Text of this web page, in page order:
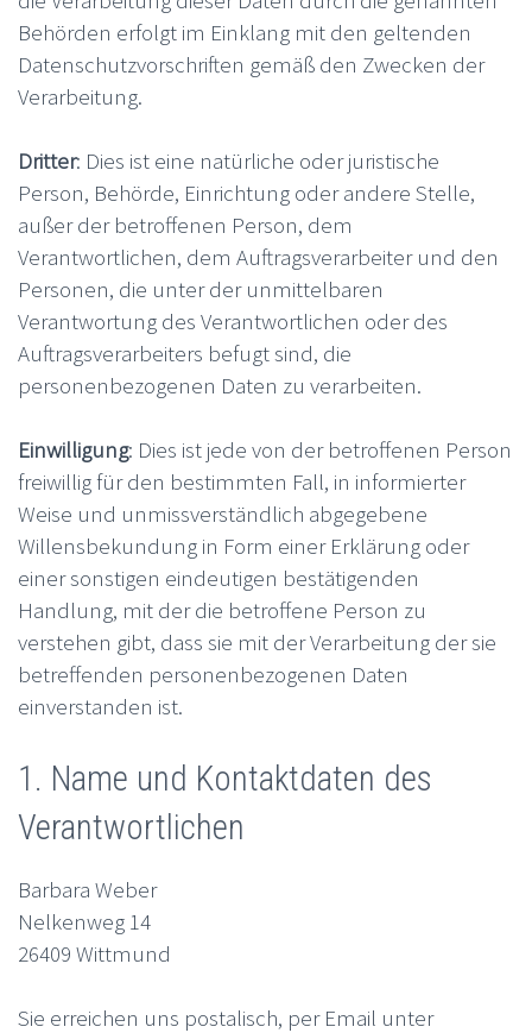
Behörden erfolgt im Einklang mit den geltenden
Datenschutzvorschriften gemäß den Zwecken der
Verarbeitung.
Dritter: Dies ist eine natürliche oder juristische
Person, Behörde, Einrichtung oder andere Stelle,
außer der betroffenen Person, dem
Verantwortlichen, dem Auftragsverarbeiter und den
Personen, die unter der unmittelbaren
Verantwortung des Verantwortlichen oder des
Auftragsverarbeiters befugt sind, die
personenbezogenen Daten zu verarbeiten.
Einwilligung: Dies ist jede von der betroffenen Person
freiwillig für den bestimmten Fall, in informierter
Weise und unmissverständlich abgegebene
Willensbekundung in Form einer Erklärung oder
einer sonstigen eindeutigen bestätigenden
Handlung, mit der die betroffene Person zu
verstehen gibt, dass sie mit der Verarbeitung der sie
betreffenden personenbezogenen Daten
einverstanden ist.
1. Name und Kontaktdaten des
Verantwortlichen
Barbara Weber
Nelkenweg 14
26409 Wittmund
Sie erreichen uns postalisch, per Email unter